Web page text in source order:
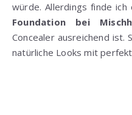
würde. Allerdings finde
Foundation bei
Concealer ausreichend ist.
natürliche Looks mit